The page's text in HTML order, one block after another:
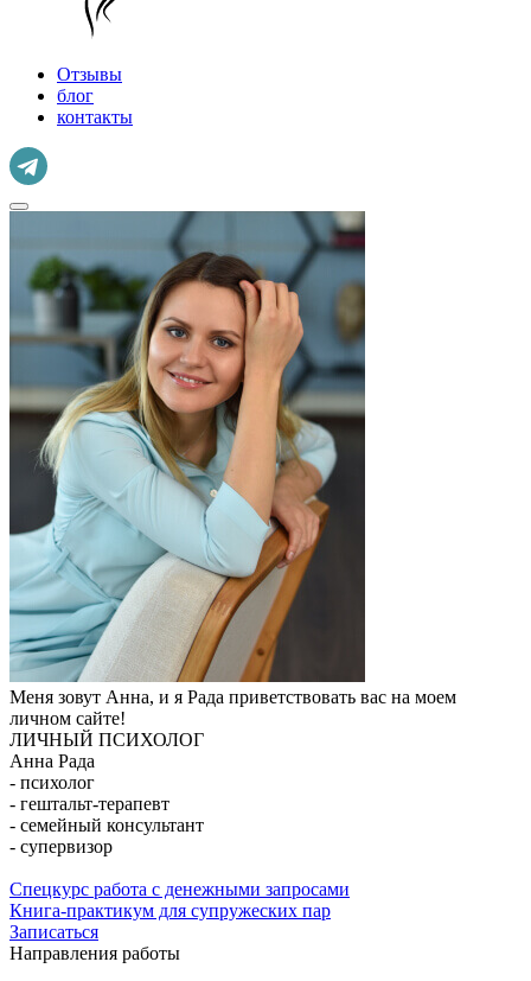
Отзывы
блог
контакты
Меня зовут Анна, и я Рада приветствовать вас на моем
личном сайте!
ЛИЧНЫЙ ПСИХОЛОГ
Анна Рада
- психолог
- гештальт-терапевт
- семейный консультант
- супервизор
Спецкурс работа с денежными запросами
Книга-практикум для супружеских пар
Записаться
Направления работы